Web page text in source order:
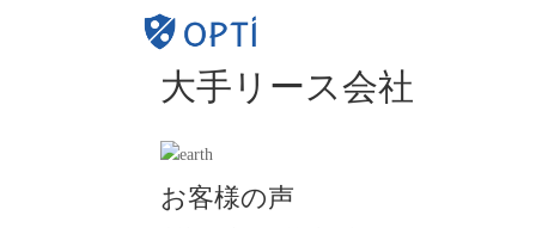
大手リース会社
お客様の声